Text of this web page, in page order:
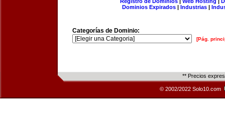
Dominios Expirados | Industrias |
Categorías de Dominio:
[Pág.
** Precios
© 2002/2022 Solo10.com